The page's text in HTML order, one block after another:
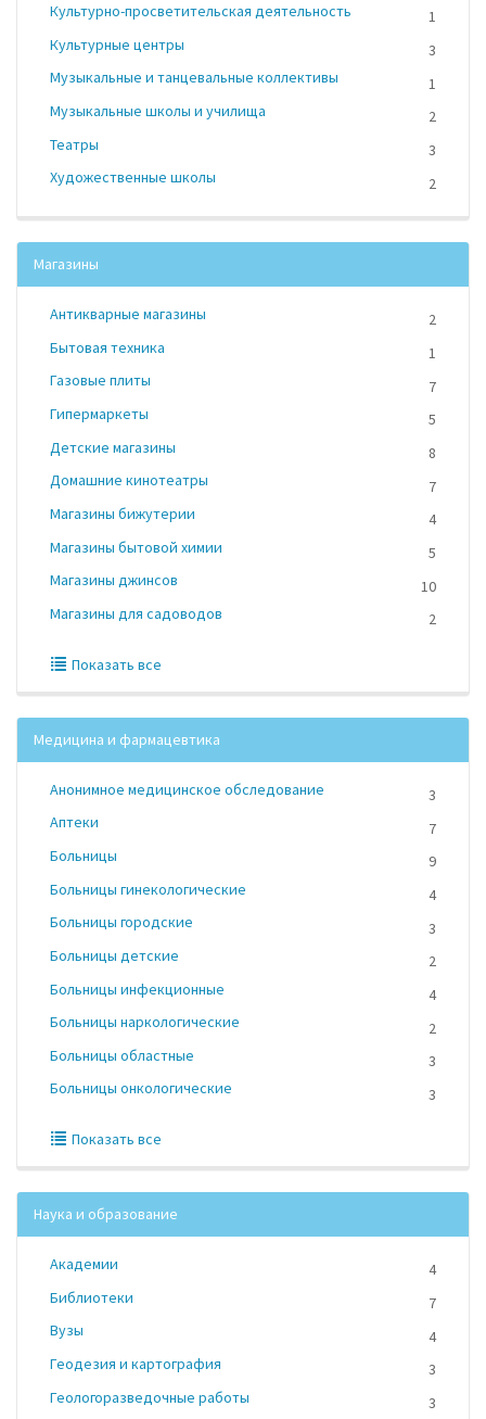
Культурно-просветительская деятельность
1
Культурные центры
3
Музыкальные и танцевальные коллективы
1
Музыкальные школы и училища
2
Театры
3
Художественные школы
2
Магазины
Антикварные магазины
2
Бытовая техника
1
Газовые плиты
7
Гипермаркеты
5
Детские магазины
8
Домашние кинотеатры
7
Магазины бижутерии
4
Магазины бытовой химии
5
Магазины джинсов
10
Магазины для садоводов
2
Показать все
Медицина и фармацевтика
Анонимное медицинское обследование
3
Аптеки
7
Больницы
9
Больницы гинекологические
4
Больницы городские
3
Больницы детские
2
Больницы инфекционные
4
Больницы наркологические
2
Больницы областные
3
Больницы онкологические
3
Показать все
Наука и образование
Академии
4
Библиотеки
7
Вузы
4
Геодезия и картография
3
Геологоразведочные работы
3